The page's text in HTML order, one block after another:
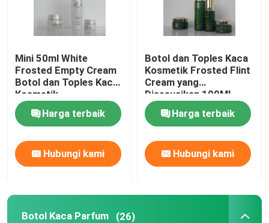
Kotak Karton Hadiah
Tas Pembawa Kertas
Kotak Kemasan Parfum
Kapal Kertas Kraft
Mini 50ml White
Frosted Empty Cream
Botol dan Toples Kaca
Kosmetik
Harga terbaik
Hubungi kami
Botol dan Toples Kaca
Kosmetik Frosted Flint
Cream yang
Disesuaikan 100ML
40ML
Harga terbaik
Hubungi kami
Botol Kaca Parfum (26)